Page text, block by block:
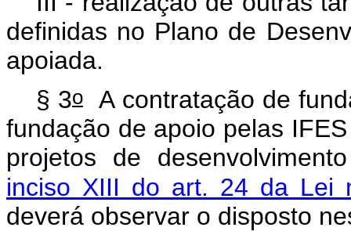
definidas no Plano de
apoiada.
§ 3o
A contratação de
fundação de apoio pelas
projetos de
inciso XIII do art. 24 da Lei
deverá observar o disposto